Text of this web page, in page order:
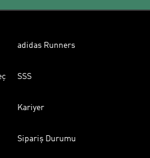
adidas Runners
SSS
Kariyer
Sipariş Durumu